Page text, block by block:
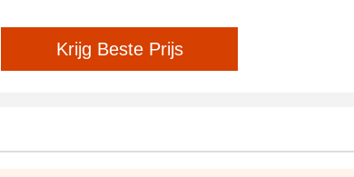
Krijg Beste Prijs